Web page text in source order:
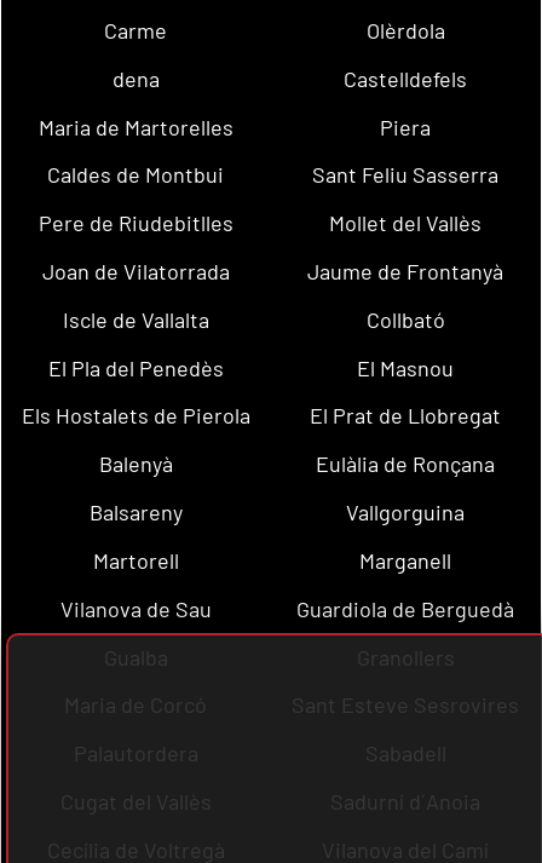
Carme
Olèrdola
dena
Castelldefels
Maria de Martorelles
Piera
Caldes de Montbui
Sant Feliu Sasserra
Pere de Riudebitlles
Mollet del Vallès
Joan de Vilatorrada
Jaume de Frontanyà
Iscle de Vallalta
Collbató
El Pla del Penedès
El Masnou
Els Hostalets de Pierola
El Prat de Llobregat
Balenyà
Eulàlia de Ronçana
Balsareny
Vallgorguina
Martorell
Marganell
Vilanova de Sau
Guardiola de Berguedà
Gualba
Granollers
Maria de Corcó
Sant Esteve Sesrovires
Palautordera
Sabadell
Cugat del Vallès
Sadurní d´Anoia
Cecília de Voltregà
Vilanova del Camí